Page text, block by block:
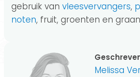
gebruik van vleesvervangers,
noten, fruit, groenten en
Melissa